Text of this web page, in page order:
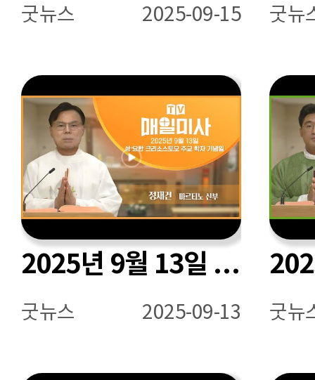
굿뉴스 2025-09-15 굿뉴
2025년 9월 13일 성 요한 크리소스토모 주교 학자 기념일 매일미사ㅣ정재건 마르티노 신부 집전
굿뉴스 2025-09-13 굿뉴